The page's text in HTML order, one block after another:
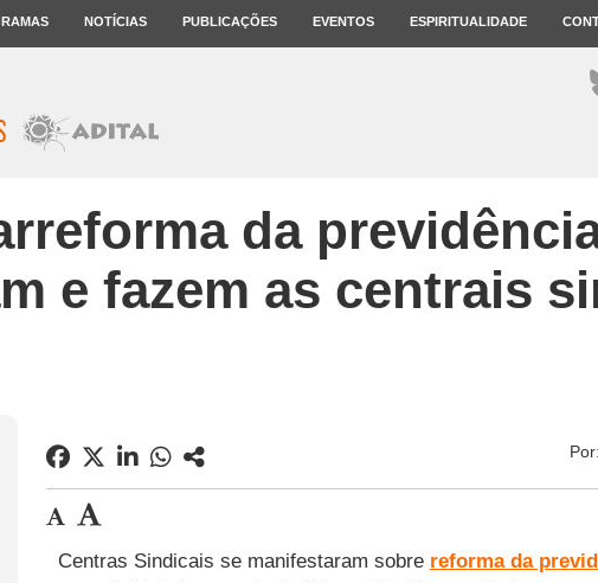
NOTÍCIAS PUBLICAÇÕES EVENTOS ESPIRITUALIDADE
da
e fazem as centrais
Por:
Centras Sindicais se manifestaram sobre reforma da